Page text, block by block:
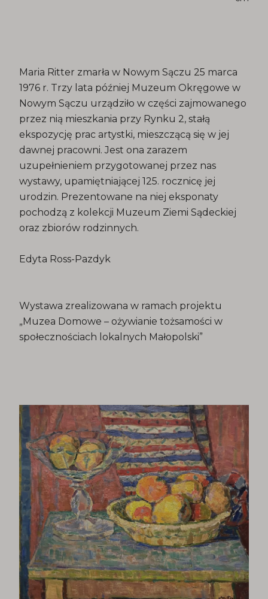
Maria Ritter zmarła w Nowym Sączu 25 marca
1976 r. Trzy lata później Muzeum Okręgowe w
Nowym Sączu urządziło w części zajmowanego
przez nią mieszkania przy Rynku 2, stałą
ekspozycję prac artystki, mieszczącą się w jej
dawnej pracowni. Jest ona zarazem
uzupełnieniem przygotowanej przez nas
wystawy, upamiętniającej 125. rocznicę jej
urodzin. Prezentowane na niej eksponaty
pochodzą z kolekcji Muzeum Ziemi Sądeckiej
oraz zbiorów rodzinnych.
Edyta Ross-Pazdyk
Wystawa zrealizowana w ramach projektu
„Muzea Domowe – ożywianie tożsamości w
społecznościach lokalnych Małopolski”